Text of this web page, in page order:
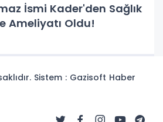
İsmi Kader'den Sağlık
Ameliyatı Oldu!
Sistem : Gazisoft Haber